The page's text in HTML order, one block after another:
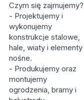
Czym się zajmujemy?
- Projektujemy i
wykonujemy
konstrukcje stalowe,
hale, wiaty i elementy
nośne.
- Produkujemy oraz
montujemy
ogrodzenia, bramy i